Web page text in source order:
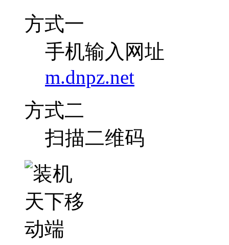
方式一
手机输入网址
m.dnpz.net
方式二
扫描二维码